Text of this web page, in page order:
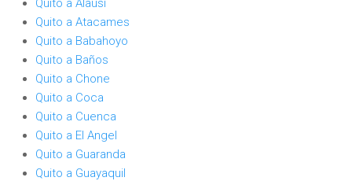
Quito a Alausí
Quito a Atacames
Quito a Babahoyo
Quito a Baños
Quito a Chone
Quito a Coca
Quito a Cuenca
Quito a El Angel
Quito a Guaranda
Quito a Guayaquil